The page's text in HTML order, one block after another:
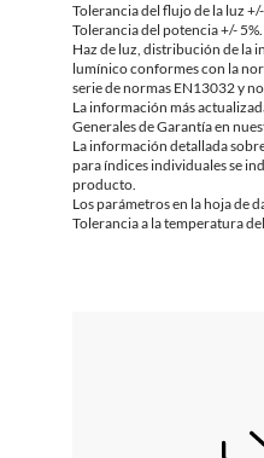
Tolerancia del flujo de la luz
Tolerancia del potencia +/- 5%.
Haz de luz, distribución de la
lumínico conformes con la
serie de normas EN13032 y
La información más
Generales de Garantía en
La información detallada
para índices individuales se
producto.
Los parámetros en la hoja de
Tolerancia a la temperatura